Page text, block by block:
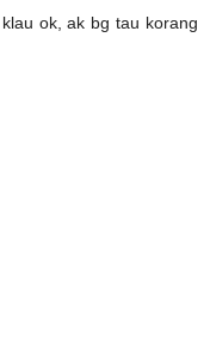
ok, ak bg tau korang